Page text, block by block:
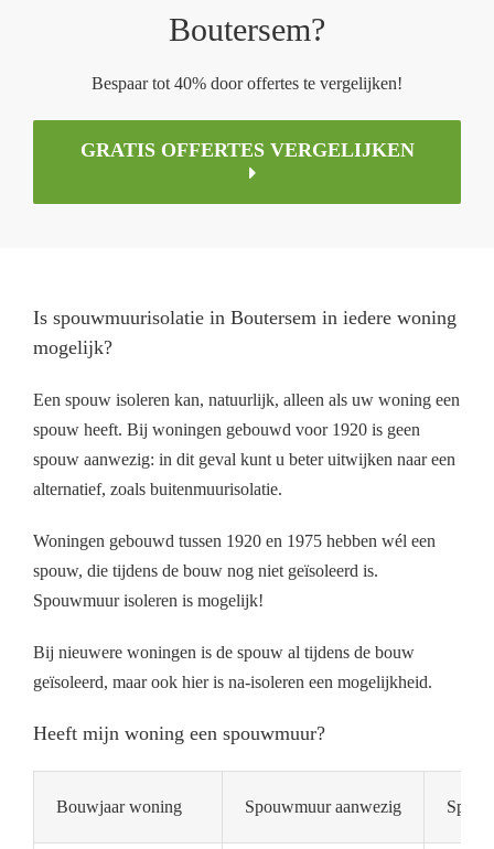
Boutersem?
Bespaar tot 40% door offertes te vergelijken!
GRATIS OFFERTES VERGELIJKEN
Is spouwmuurisolatie in Boutersem in iedere woning
mogelijk?
Een spouw isoleren kan, natuurlijk, alleen als uw woning een
spouw heeft. Bij woningen gebouwd voor 1920 is geen
spouw aanwezig: in dit geval kunt u beter uitwijken naar een
alternatief, zoals buitenmuurisolatie.
Woningen gebouwd tussen 1920 en 1975 hebben wél een
spouw, die tijdens de bouw nog niet geïsoleerd is.
Spouwmuur isoleren is mogelijk!
Bij nieuwere woningen is de spouw al tijdens de bouw
geïsoleerd, maar ook hier is na-isoleren een mogelijkheid.
Heeft mijn woning een spouwmuur?
Bouwjaar woning Spouwmuur aanwezig